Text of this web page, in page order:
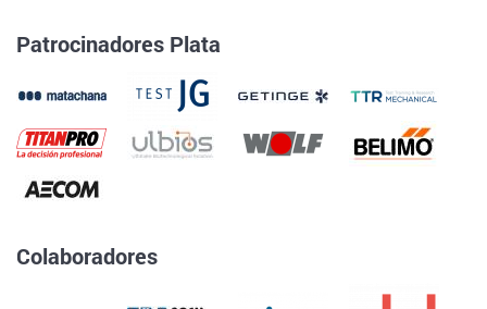
Patrocinadores Plata
Colaboradores